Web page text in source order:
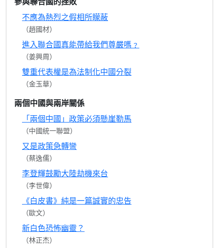
不應為熱烈之假相所矇蔽
（趙國材）
進入聯合國真能帶給我們尊嚴嗎﹖
（姜興周）
雙重代表權是為法制化中國分裂
（金玉華）
兩個中國與兩岸關係
「兩個中國」政策必須懸崖勒馬
（中國統一聯盟）
又是政策急轉彎
（蔡逸儒）
李登輝鼓勵大陸劫機來台
（李世偉）
《白皮書》純是一篇誠實的忠告
（歐文）
新白色恐怖幽靈？
（林正杰）